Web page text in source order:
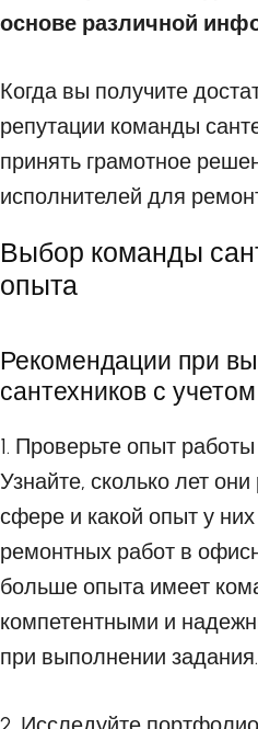
основе различной
Когда вы получите
репутации команды
принять грамотное
исполнителей для
Выбор команды
опыта
Рекомендации при
сантехников с
1. Проверьте опыт
Узнайте, сколько лет
сфере и какой опыт у
ремонтных работ в
больше опыта имеет
компетентными и
при выполнении задания.